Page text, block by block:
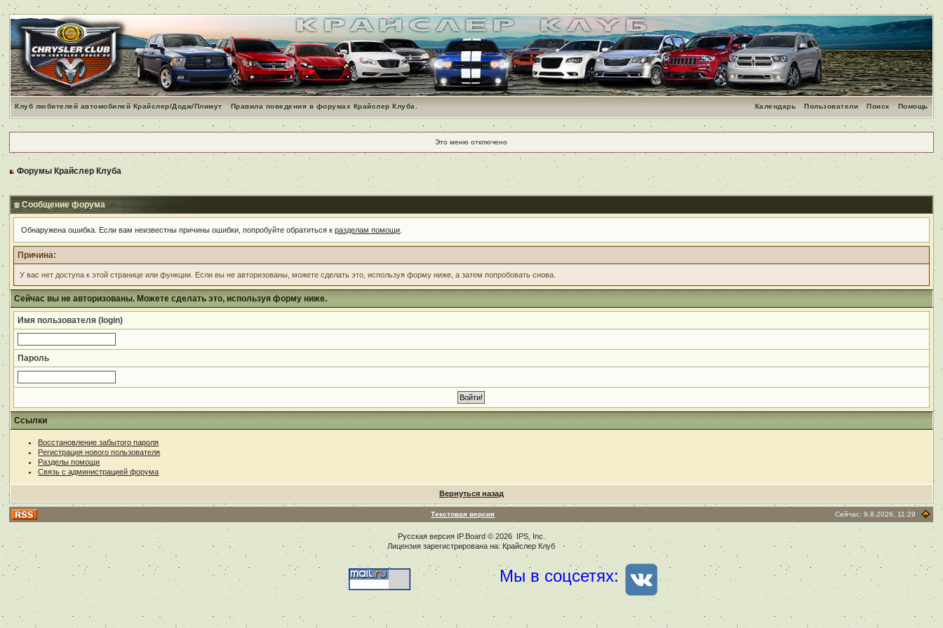
Клуб любителей автомобилей Крайслер/Додж/Плимут Правила поведения в форумах Крайслер Клуба. Помощь
Поиск
Пользователи
Календарь
Это меню отключено
Форумы Крайслер Клуба
Сообщение форума
Обнаружена ошибка. Если вам неизвестны причины ошибки, попробуйте обратиться кразделам помощи
Причина:
У вас нет доступа к этой странице или функции. Если вы не авторизованы, можете сделать это, используя форму ниже, а затем попробовать снова.
Сейчас вы не авторизованы. Можете сделать это, используя форму ниже.
Имя пользователя (login)
Пароль
Ссылки
Восстановление забытого пароля
Регистрация нового пользователя
Разделы помощи
Связь с администрацией форума
Вернуться назад
Текстовая версия Сейчас: 9.8.2026, 11:29
Русская версия IP.Board© 2026IPS, Inc
Лицензия зарегистрирована на: Крайслер Клуб
Мы в соцсетях: